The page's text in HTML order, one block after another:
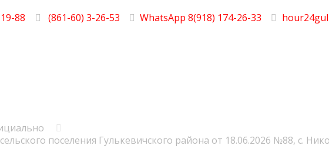
88 (861-60) 3-26-53 WhatsApp 8(918) 174-26-33
поселения Гулькевичского района от 18.06.2026 №88, с.